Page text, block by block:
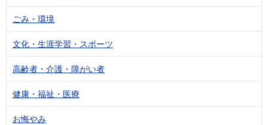
ごみ・環境
文化・生涯学習・スポーツ
高齢者・介護・障がい者
健康・福祉・医療
お悔やみ